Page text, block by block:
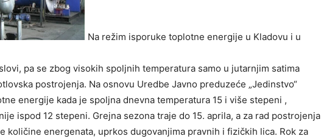
Na režim isporuke toplotne energije u Kladovu i u
pa se zbog visokih spoljnih temperatura samo u jutarnjim satima
postrojenja. Na osnovu Uredbe Javno preduzeće „Jedinstvo“
energije kada je spoljna dnevna temperatura 15 i više stepeni ,
ispod 12 stepeni. Grejna sezona traje do 15. aprila, a za rad postrojenja
količine energenata, uprkos dugovanjima pravnih i fizičkih lica. Rok za